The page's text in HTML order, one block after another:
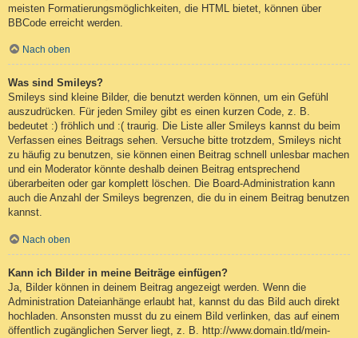
meisten Formatierungsmöglichkeiten, die HTML bietet, können über
BBCode erreicht werden.
Nach oben
Was sind Smileys?
Smileys sind kleine Bilder, die benutzt werden können, um ein Gefühl
auszudrücken. Für jeden Smiley gibt es einen kurzen Code, z. B.
bedeutet :) fröhlich und :( traurig. Die Liste aller Smileys kannst du beim
Verfassen eines Beitrags sehen. Versuche bitte trotzdem, Smileys nicht
zu häufig zu benutzen, sie können einen Beitrag schnell unlesbar machen
und ein Moderator könnte deshalb deinen Beitrag entsprechend
überarbeiten oder gar komplett löschen. Die Board-Administration kann
auch die Anzahl der Smileys begrenzen, die du in einem Beitrag benutzen
kannst.
Nach oben
Kann ich Bilder in meine Beiträge einfügen?
Ja, Bilder können in deinem Beitrag angezeigt werden. Wenn die
Administration Dateianhänge erlaubt hat, kannst du das Bild auch direkt
hochladen. Ansonsten musst du zu einem Bild verlinken, das auf einem
öffentlich zugänglichen Server liegt, z. B. http://www.domain.tld/mein-